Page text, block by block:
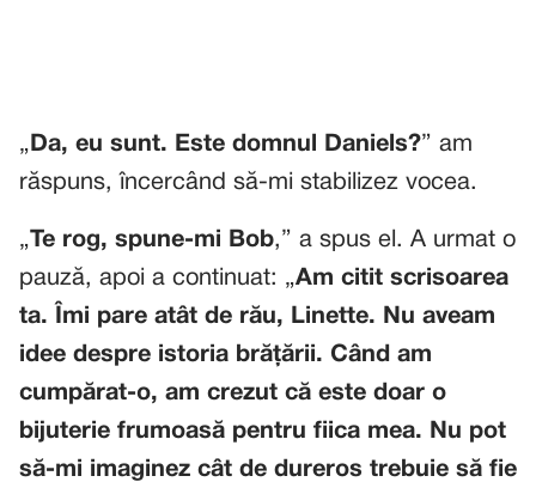
„ Da, eu sunt. Este domnul Daniels?” am
răspuns, încercând să-mi stabilizez vocea.
„Te rog, spune-mi Bob,” a spus el. A urmat o
pauză, apoi a continuat: „Am citit scrisoarea
ta. Îmi pare atât de rău, Linette. Nu aveam
idee despre istoria brățării. Când am
cumpărat-o, am crezut că este doar o
bijuterie frumoasă pentru fiica mea. Nu pot
să-mi imaginez cât de dureros trebuie să fie